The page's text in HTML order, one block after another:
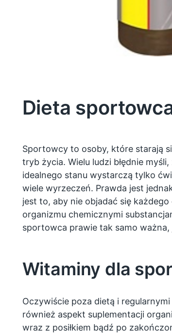
Dieta
Sportowcy to osoby, które starają
tryb życia. Wielu ludzi błędnie
idealnego stanu wystarczą tylko
wiele wyrzeczeń. Prawda jest
jest to, aby nie objadać się
organizmu chemicznymi
sportowca prawie tak samo
Witaminy dla
Oczywiście poza dietą i
również aspekt suplementacji
wraz z posiłkiem bądź po